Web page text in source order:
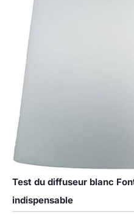
Test du diffuseur blanc
indispensable